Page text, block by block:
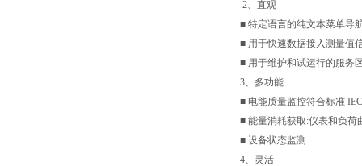
2、直观
■ 特定语言的纯文本菜单导
■ 用于快速数据接入测量值
■ 用于维护和试运行的服务
3、多功能
■ 电能质量监控符合标准
■ 能量消耗获取:仪表和负荷
■ 设备状态监测
4、灵活